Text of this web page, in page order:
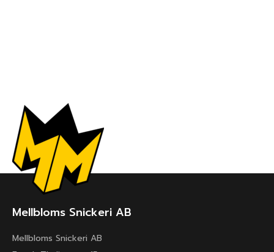
Mellbloms Snickeri AB
Mellbloms Snickeri AB